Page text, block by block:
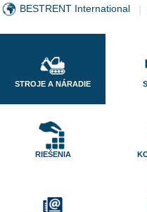
BESTRENT International
STROJE A NÁRADIE
RIEŠENIA